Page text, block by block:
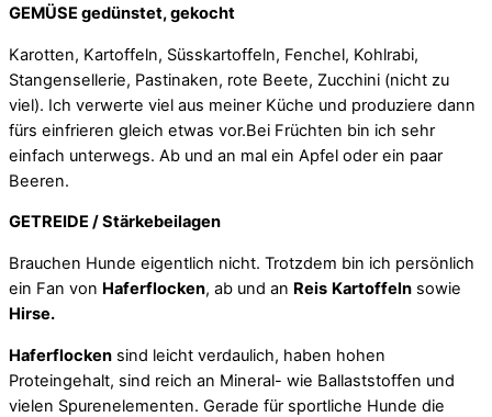
GEMÜSE gedünstet, gekocht
Karotten, Kartoffeln, Süsskartoffeln, Fenchel, Kohlrabi,
Stangensellerie, Pastinaken, rote Beete, Zucchini (nicht zu
viel). Ich verwerte viel aus meiner Küche und produziere dann
fürs einfrieren gleich etwas vor.Bei Früchten bin ich sehr
einfach unterwegs. Ab und an mal ein Apfel oder ein paar
Beeren.
GETREIDE / Stärkebeilagen
Brauchen Hunde eigentlich nicht. Trotzdem bin ich persönlich
ein Fan von Haferflocken, ab und an Reis Kartoffeln sowie
Hirse.
Haferflocken sind leicht verdaulich, haben hohen
Proteingehalt, sind reich an Mineral- wie Ballaststoffen und
vielen Spurenelementen. Gerade für sportliche Hunde die